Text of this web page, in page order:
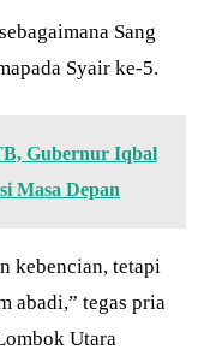
Sang
Syair ke-5.
Gubernur Iqbal
Masa Depan
kebencian, tetapi
abadi,” tegas pria
Utara